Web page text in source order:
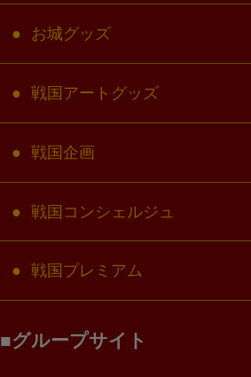
お城グッズ
戦国アートグッズ
戦国企画
戦国コンシェルジュ
戦国プレミアム
グループサイト